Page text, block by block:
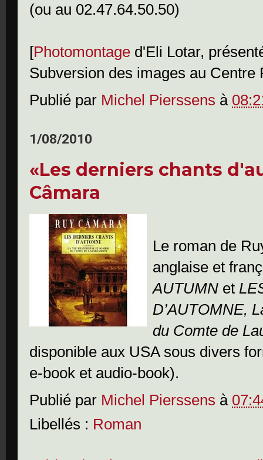
(ou au 02.47.64.50.50)
[Photomontage d'Eli Lotar,
Subversion des images au Centre
Publié par Michel Pierssens à
1/08/2010
«Les derniers chants
Câmara
Le roman de
anglaise et
AUTUMN et
D’AUTOMNE,
du Comte de
disponible aux USA sous divers
e-book et audio-book).
Publié par Michel Pierssens à
Libellés : Roman